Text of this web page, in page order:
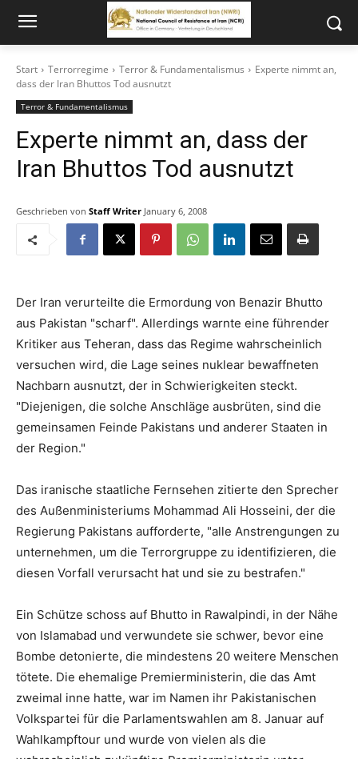
Start Terrorregime Terror & Fundamentalismus
Experte nimmt an,
dass der Iran Bhuttos Tod ausnutzt
Terror & Fundamentalismus
Experte nimmt an, dass der
Iran Bhuttos Tod ausnutzt
Geschrieben von Staff Writer January 6, 2008
Der Iran verurteilte die Ermordung von Benazir Bhutto
aus Pakistan "scharf". Allerdings warnte eine führender
Kritiker aus Teheran, dass das Regime wahrscheinlich
versuchen wird, die Lage seines nuklear bewaffneten
Nachbarn ausnutzt, der in Schwierigkeiten steckt.
"Diejenigen, die solche Anschläge ausbrüten, sind die
gemeinsamen Feinde Pakistans und anderer Staaten in
der Region."
Das iranische staatliche Fernsehen zitierte den Sprecher
des Außenministeriums Mohammad Ali Hosseini, der die
Regierung Pakistans aufforderte, "alle Anstrengungen zu
unternehmen, um die Terrorgruppe zu identifizieren, die
diesen Vorfall verursacht hat und sie zu bestrafen."
Ein Schütze schoss auf Bhutto in Rawalpindi, in der Nähe
von Islamabad und verwundete sie schwer, bevor eine
Bombe detonierte, die mindestens 20 weitere Menschen
tötete. Die ehemalige Premierministerin, die das Amt
zweimal inne hatte, war im Namen ihr Pakistanischen
Volkspartei für die Parlamentswahlen am 8. Januar auf
Wahlkampftour und wurde von vielen als die